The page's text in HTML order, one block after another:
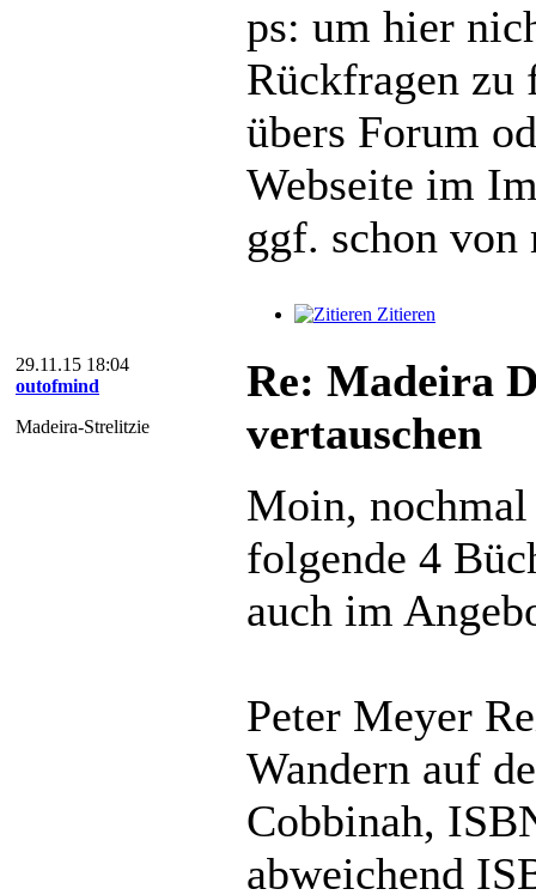
ps: um hier
Rückfragen
übers Forum
Webseite im
ggf. schon von
Zitieren
29.11.15 18:04
outofmind
Madeira-Strelitzie
Re: Madeira
vertauschen
Moin, nochmal
folgende 4
auch im
Peter Meyer
Wandern auf
Cobbinah,
abweichend